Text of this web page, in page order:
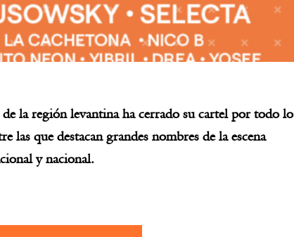
la región levantina ha cerrado su cartel por todo lo
las que destacan grandes nombres de la escena
y nacional.